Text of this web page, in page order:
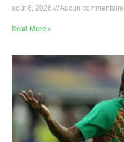
août 6, 2026 Aucun commentaire
Read More »